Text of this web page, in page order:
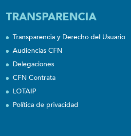
TRANSPARENCIA
Transparencia y Derecho del Usuario
Audiencias CFN
Delegaciones
CFN Contrata
LOTAIP
Política de privacidad